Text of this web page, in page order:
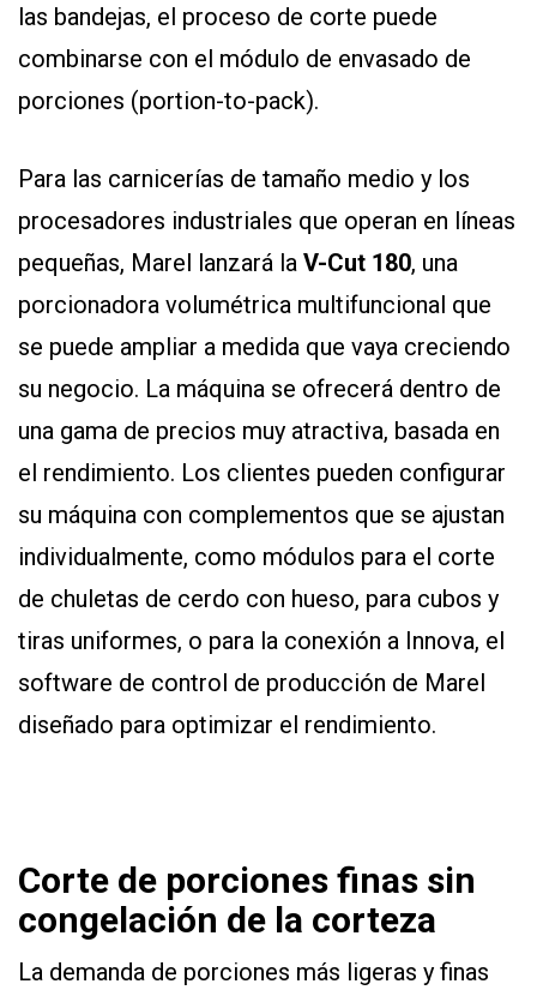
las bandejas, el proceso de corte puede
combinarse con el módulo de envasado de
porciones (portion-to-pack).
Para las carnicerías de tamaño medio y los
procesadores industriales que operan en líneas
pequeñas, Marel lanzará la V-Cut 180, una
porcionadora volumétrica multifuncional que
se puede ampliar a medida que vaya creciendo
su negocio. La máquina se ofrecerá dentro de
una gama de precios muy atractiva, basada en
el rendimiento. Los clientes pueden configurar
su máquina con complementos que se ajustan
individualmente, como módulos para el corte
de chuletas de cerdo con hueso, para cubos y
tiras uniformes, o para la conexión a Innova, el
software de control de producción de Marel
diseñado para optimizar el rendimiento.
Corte de porciones finas sin
congelación de la corteza
La demanda de porciones más ligeras y finas